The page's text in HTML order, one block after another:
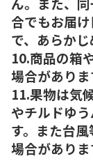
合でもお届
で、あらかじ
10.商品の箱
場合がありま
11.果物は気
やチルドゆ
す。また台
場合がありま